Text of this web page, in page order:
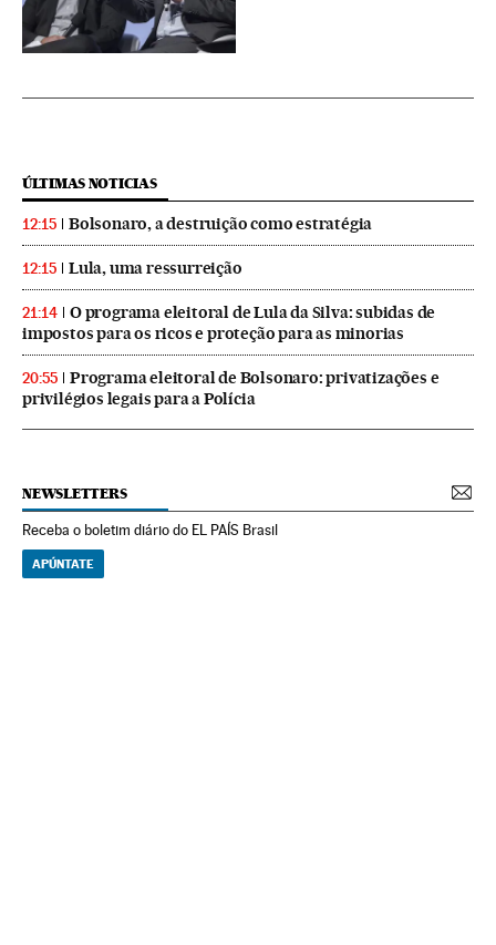
ÚLTIMAS NOTICIAS
12:15 Bolsonaro, a destruição como estratégia
12:15 Lula, uma ressurreição
21:14
O programa eleitoral de Lula da Silva: subidas de
impostos para os ricos e proteção para as minorias
20:55
Programa eleitoral de Bolsonaro: privatizações e
privilégios legais para a Polícia
NEWSLETTERS
Receba o boletim diário do EL PAÍS Brasil
APÚNTATE